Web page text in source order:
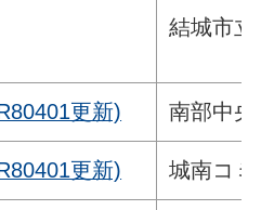
結城市
更新) 南部中
更新) 城南コ